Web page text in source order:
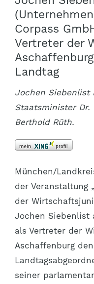
Bild
Corpass
Vertreter der
Landtag
Jochen Siebenlist
Staatsminister Dr.
Berthold Rüth.
München/
der Veranstaltung
der
Jochen Siebenlist
als Vertreter der
Aschaffenburg
seiner